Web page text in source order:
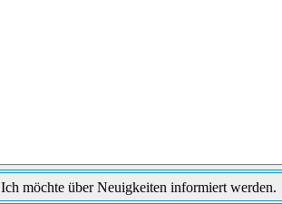
Ich möchte über Neuigkeiten informiert werden.